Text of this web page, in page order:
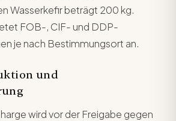
Wasserkefir beträgt 200 kg.
FOB-, CIF- und DDP-
je nach Bestimmungsort an.
und
wird vor der Freigabe gegen